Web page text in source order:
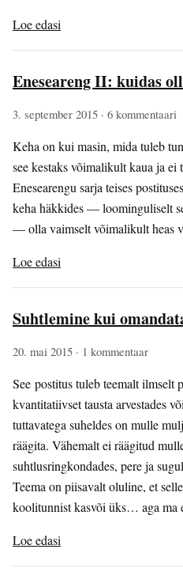
Loe edasi
Eneseareng II: kuidas
3. september 2015 · 6 kommentaari
Keha on kui masin, mida tuleb
see kestaks võimalikult kaua ja ei
Enesearengu sarja teises
keha häkkides — loominguliselt
— olla vaimselt võimalikult heas
Loe edasi
Suhtlemine kui
20. mai 2015 · 1 kommentaar
See postitus tuleb teemalt ilmselt
kvantitatiivset tausta arvestades
tuttavatega suheldes on mulle
räägita. Vähemalt ei räägitud
suhtlusringkondades, pere ja
Teema on piisavalt oluline, et
koolitunnist kasvõi üks… aga
Loe edasi